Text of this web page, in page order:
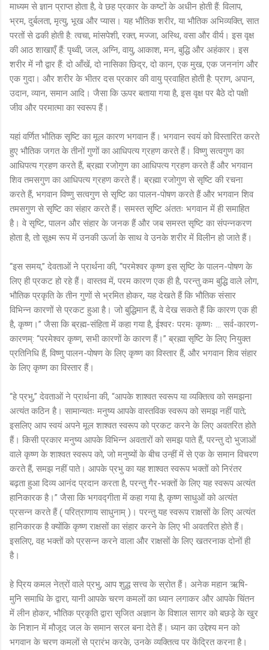
माध्यम से ज्ञान प्राप्त होता है, वे छह प्रकार के कष्टों के अधीन होती हैं: विलाप,
भ्रम, दुर्बलता, मृत्यु, भूख और प्यास। यह भौतिक शरीर, या भौतिक अभिव्यक्ति, सात
परतों से ढकी होती है: त्वचा, मांसपेशी, रक्त, मज्जा, अस्थि, वसा और वीर्य। इस वृक्ष
की आठ शाखाएँ हैं: पृथ्वी, जल, अग्नि, वायु, आकाश, मन, बुद्धि और अहंकार। इस
शरीर में नौ द्वार हैं: दो आँखें, दो नासिका छिद्र, दो कान, एक मुख, एक जननांग और
एक गुदा। और शरीर के भीतर दस प्रकार की वायु प्रवाहित होती है: प्राण, अपान,
उदान, व्यान, समान आदि। जैसा कि ऊपर बताया गया है, इस वृक्ष पर बैठे दो पक्षी
जीव और परमात्मा का स्वरूप हैं।
यहां वर्णित भौतिक सृष्टि का मूल कारण भगवान हैं। भगवान स्वयं को विस्तारित करते
हुए भौतिक जगत के तीनों गुणों का आधिपत्य ग्रहण करते हैं। विष्णु सत्वगुण का
आधिपत्य ग्रहण करते हैं, ब्रह्मा रजोगुण का आधिपत्य ग्रहण करते हैं और भगवान
शिव तमसगुण का आधिपत्य ग्रहण करते हैं। ब्रह्मा रजोगुण से सृष्टि की रचना
करते हैं, भगवान विष्णु सत्वगुण से सृष्टि का पालन-पोषण करते हैं और भगवान शिव
तमसगुण से सृष्टि का संहार करते हैं। समस्त सृष्टि अंततः भगवान में ही समाहित
है। वे सृष्टि, पालन और संहार के जनक हैं और जब समस्त सृष्टि का संपन्नकरण
होता है, तो सूक्ष्म रूप में उनकी ऊर्जा के साथ वे उनके शरीर में विलीन हो जाते हैं।
“इस समय,” देवताओं ने प्रार्थना की, “परमेश्वर कृष्ण इस सृष्टि के पालन-पोषण के
लिए ही प्रकट हो रहे हैं। वास्तव में, परम कारण एक ही है, परन्तु कम बुद्धि वाले लोग,
भौतिक प्रकृति के तीन गुणों से भ्रमित होकर, यह देखते हैं कि भौतिक संसार
विभिन्न कारणों से प्रकट हुआ है। जो बुद्धिमान हैं, वे देख सकते हैं कि कारण एक ही
है, कृष्ण।” जैसा कि ब्रह्म-संहिता में कहा गया है, ईश्वरः परमः कृष्णः ... सर्व-कारण-
कारणम्: “परमेश्वर कृष्ण, सभी कारणों के कारण हैं।” ब्रह्मा सृष्टि के लिए नियुक्त
प्रतिनिधि हैं, विष्णु पालन-पोषण के लिए कृष्ण का विस्तार हैं, और भगवान शिव संहार
के लिए कृष्ण का विस्तार हैं।
“हे प्रभु,” देवताओं ने प्रार्थना की, “आपके शाश्वत स्वरूप या व्यक्तित्व को समझना
अत्यंत कठिन है। सामान्यतः मनुष्य आपके वास्तविक स्वरूप को समझ नहीं पाते;
इसलिए आप स्वयं अपने मूल शाश्वत स्वरूप को प्रकट करने के लिए अवतरित होते
हैं। किसी प्रकार मनुष्य आपके विभिन्न अवतारों को समझ पाते हैं, परन्तु दो भुजाओं
वाले कृष्ण के शाश्वत स्वरूप को, जो मनुष्यों के बीच उन्हीं में से एक के समान विचरण
करते हैं, समझ नहीं पाते। आपके प्रभु का यह शाश्वत स्वरूप भक्तों को निरंतर
बढ़ता हुआ दिव्य आनंद प्रदान करता है, परन्तु गैर-भक्तों के लिए यह स्वरूप अत्यंत
हानिकारक है।” जैसा कि भगवद्गीता में कहा गया है, कृष्ण साधुओं को अत्यंत
प्रसन्न करते हैं ( परित्राणाय साधुनाम् )। परन्तु यह स्वरूप राक्षसों के लिए अत्यंत
हानिकारक है क्योंकि कृष्ण राक्षसों का संहार करने के लिए भी अवतरित होते हैं।
इसलिए, वह भक्तों को प्रसन्न करने वाला और राक्षसों के लिए खतरनाक दोनों ही
है।
हे प्रिय कमल नेत्रों वाले प्रभु, आप शुद्ध सत्त्व के स्रोत हैं। अनेक महान ऋषि-
मुनि समाधि के द्वारा, यानी आपके चरण कमलों का ध्यान लगाकर और आपके चिंतन
में लीन होकर, भौतिक प्रकृति द्वारा सृजित अज्ञान के विशाल सागर को बछड़े के खुर
के निशान में मौजूद जल के समान सरल बना देते हैं। ध्यान का उद्देश्य मन को
भगवान के चरण कमलों से प्रारंभ करके, उनके व्यक्तित्व पर केंद्रित करना है।